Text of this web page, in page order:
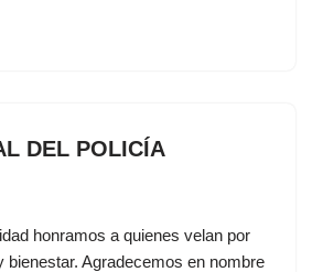
DEL POLICÍA
honramos a quienes velan por
bienestar. Agradecemos en nombre